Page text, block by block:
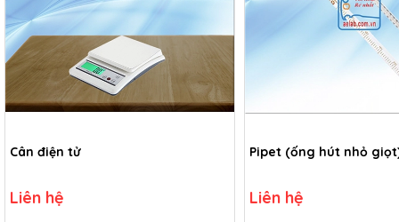
Cân điện tử
Liên hệ
Pipet (ống hút nhỏ
Liên hệ